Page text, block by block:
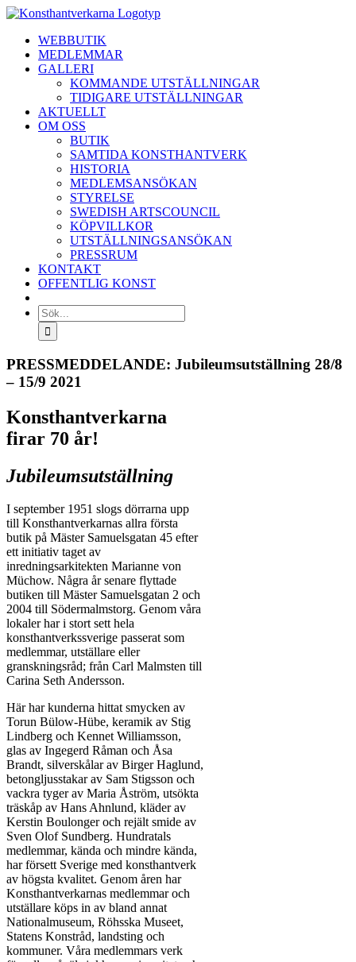
Fortsätt
innehålletWEBBUTIK
MEDLEMMAR
GALLERI
KOMMANDE UTSTÄLLNINGAR
TIDIGARE UTSTÄLLNINGAR
AKTUELLT
OM OSS
BUTIK
SAMTIDA KONSTHANTVERK
HISTORIA
MEDLEMSANSÖKAN
STYRELSE
SWEDISH ARTSCOUNCIL
KÖPVILLKOR
UTSTÄLLNINGSANSÖKAN
PRESSRUM
KONTAKT
OFFENTLIG KONST
Sök
efter:
PRESSMEDDELANDE: Jubileumsutställning 28/8
– 15/9 2021
Konsthantverkarna
firar 70 år!
Jubileumsutställning
I september 1951 slogs dörrarna upp
till Konsthantverkarnas allra första
butik på Mäster Samuelsgatan 45 efter
ett initiativ taget av
inredningsarkitekten Marianne von
Müchow. Några år senare flyttade
butiken till Mäster Samuelsgatan 2 och
2004 till Södermalmstorg. Genom våra
lokaler har i stort sett hela
konsthantverkssverige passerat som
medlemmar, utställare eller
granskningsråd; från Carl Malmsten till
Carina Seth Andersson.
Här har kunderna hittat smycken av
Torun Bülow-Hübe, keramik av Stig
Lindberg och Kennet Williamsson,
glas av Ingegerd Råman och Åsa
Brandt, silverskålar av Birger Haglund,
betongljusstakar av Sam Stigsson och
vackra tyger av Maria Åström, utsökta
träskåp av Hans Ahnlund, kläder av
Kerstin Boulonger och rejält smide av
Sven Olof Sundberg. Hundratals
medlemmar, kända och mindre kända,
har försett Sverige med konsthantverk
av högsta kvalitet. Genom åren har
Konsthantverkarnas medlemmar och
utställare köps in av bland annat
Nationalmuseum, Röhsska Museet,
Statens Konstråd, landsting och
kommuner. Våra medlemmars verk